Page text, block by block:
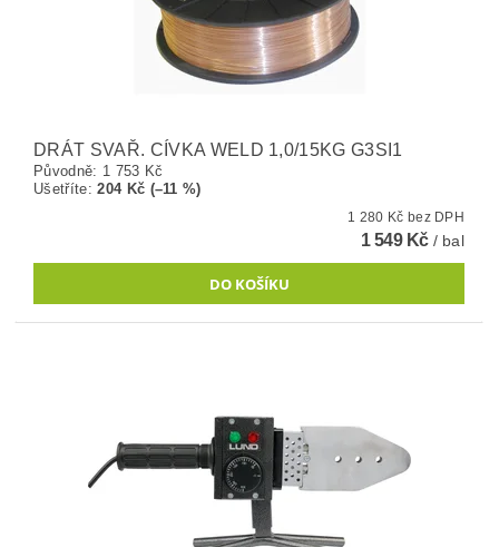
DRÁT SVAŘ. CÍVKA WELD 1,0/15KG G3SI1
Původně: 1 753 Kč
Ušetříte:204 Kč (–11 %)
1 280 Kč bez DPH
1 549 Kč / bal